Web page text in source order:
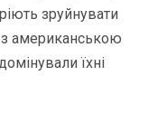
зруйнувати
американською
їхні